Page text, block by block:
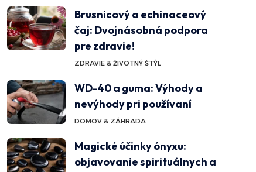
Brusnicový a echinaceový
čaj: Dvojnásobná podpora
pre zdravie!
ZDRAVIE & ŽIVOTNÝ ŠTÝL
WD-40 a guma: Výhody a
nevýhody pri používaní
DOMOV & ZÁHRADA
Magické účinky ónyxu:
objavovanie spirituálnych a